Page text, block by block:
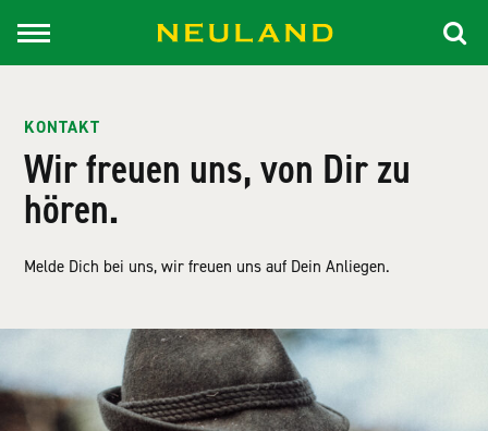
KONTAKT
Wir freuen uns, von Dir zu
hören.
Melde Dich bei uns, wir freuen uns auf Dein Anliegen.